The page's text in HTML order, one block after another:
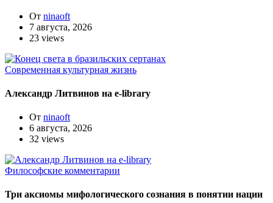
От ninaoft
7 августа, 2026
23 views
Современная культурная жизнь
Александр Литвинов на e-library
От ninaoft
6 августа, 2026
32 views
Философские комментарии
Три аксиомы мифологического сознания в понятии нации